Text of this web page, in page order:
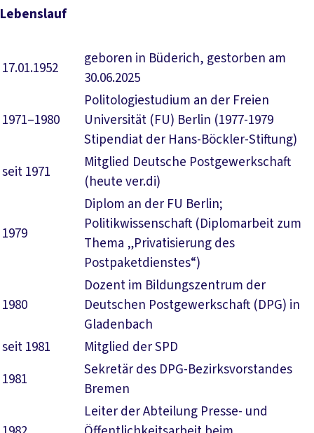
Lebenslauf
17.01.1952
geboren in Büderich, gestorben am
30.06.2025
1971–1980
Politologiestudium an der Freien
Universität (FU) Berlin (1977-1979
Stipendiat der Hans-Böckler-Stiftung)
seit 1971
Mitglied Deutsche Postgewerkschaft
(heute ver.di)
1979
Diplom an der FU Berlin;
Politikwissenschaft (Diplomarbeit zum
Thema „Privatisierung des
Postpaketdienstes“)
1980
Dozent im Bildungszentrum der
Deutschen Postgewerkschaft (DPG) in
Gladenbach
seit 1981
Mitglied der SPD
1981
Sekretär des DPG-Bezirksvorstandes
Bremen
Leiter der Abteilung Presse- und